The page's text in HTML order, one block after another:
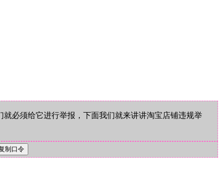
须给它进行举报，下面我们就来讲讲淘宝店铺违规举